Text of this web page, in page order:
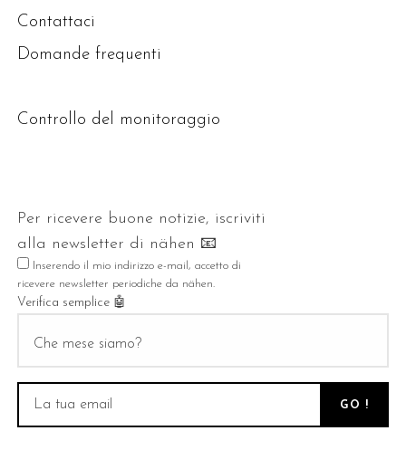
Contattaci
Domande frequenti
Controllo del monitoraggio
Per ricevere buone notizie, iscriviti
alla newsletter di nähen 📧
Inserendo il mio indirizzo e-mail, accetto di
ricevere newsletter periodiche da nähen.
Verifica semplice 🤖